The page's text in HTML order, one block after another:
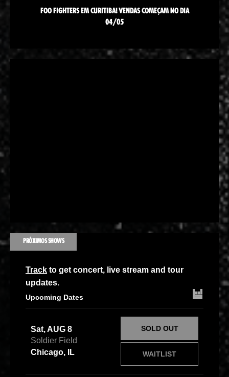
FOO FIGHTERS EM CURITIBA! VENDAS COMEÇAM NO DIA
04/05
PRÓXIMOS SHOWS
Track to get concert, live stream and tour
updates.
Upcoming Dates
Sat, AUG 8
Soldier Field
Chicago, IL
WAITLIST
SOLD OUT